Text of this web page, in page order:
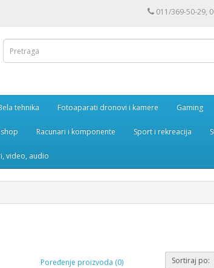
011/369-50-29,
tehnika Fotoaparati dronovi i kamere Gaming
Racunari i komponente Sport i rekreacija
video, audio
Poređenje proizvoda (0) Sortiraj po: